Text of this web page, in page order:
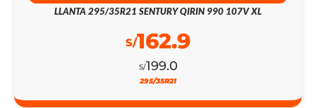
S/199.0